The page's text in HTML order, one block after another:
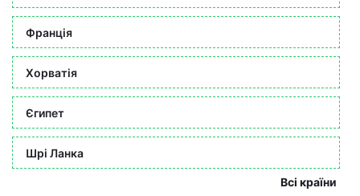
Франція
Хорватія
Єгипет
Шрі Ланка
Всі країни